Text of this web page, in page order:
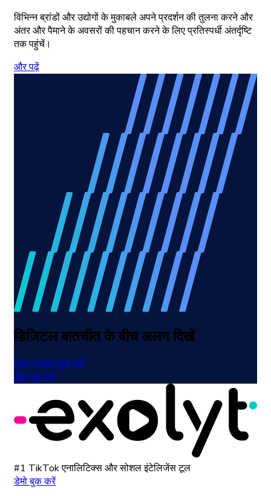
विभिन्न ब्रांडों और उद्योगों के मुकाबले अपने प्रदर्शन की तुलना करने और
अंतर और पैमाने के अवसरों की पहचान करने के लिए प्रतिस्पर्धी अंतर्दृष्टि
तक पहुंचें।
और पढ़ें
डिजिटल बातचीत के बीच अलग दिखें
मुफ़्त ट्रायल शुरू करें
डेमो बुक करें
#1 TikTok एनालिटिक्स और सोशल इंटेलिजेंस टूल
डेमो बुक करें